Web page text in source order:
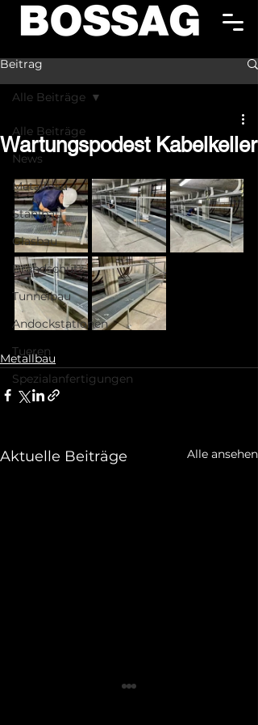
Beitrag
Alle Beiträge
News
Metallbau
Stahlbau
Glasbau
Brandschutz
Tunnelbau
Andockstationen
Tueren
Spezialanfertigungen
Alle Beiträge
Wartungspodest Kabelkeller
Metallbau
Aktuelle Beiträge Alle ansehen